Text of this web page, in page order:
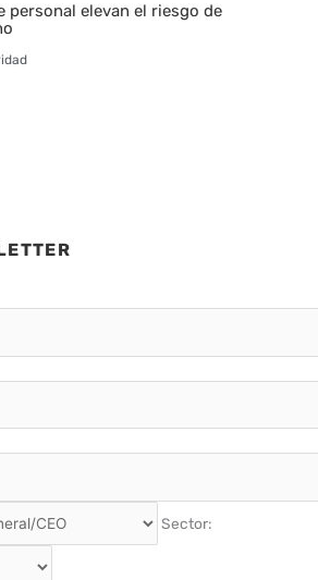
personal elevan el riesgo de
Sector: